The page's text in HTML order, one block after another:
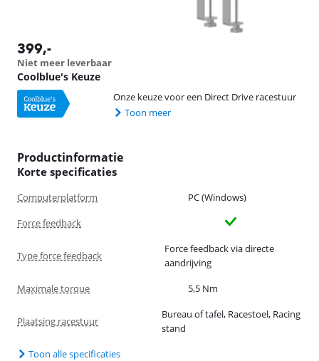
399,-
Niet meer leverbaar
Coolblue's Keuze
Onze keuze voor een Direct Drive racestuur
Toon meer
Productinformatie
Korte specificaties
Computerplatform
PC (Windows)
Force feedback
Type force feedback
Force feedback via directe
aandrijving
Maximale torque
5,5 Nm
Plaatsing racestuur
Bureau of tafel, Racestoel, Racing
stand
Toon alle specificaties